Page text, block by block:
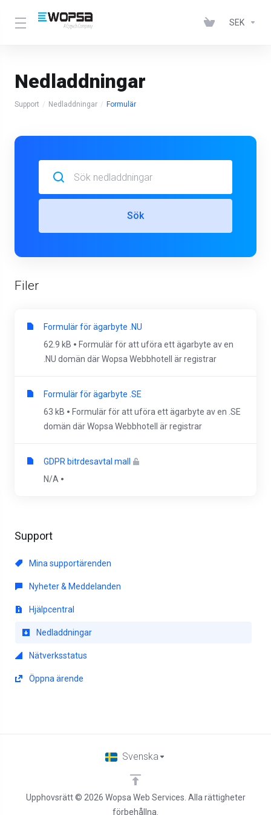
SEK
Nedladdningar
Support Nedladdningar Formulär
Support
Mina supportärenden
Nyheter & Meddelanden
Hjälpcentral
Nedladdningar
Nätverksstatus
Öppna ärende
Sök
Filer
Formulär för ägarbyte .NU
62.9 kB
Formulär för att uföra ett ägarbyte av en
.NU domän där Wopsa Webbhotell är registrar
Formulär för ägarbyte .SE
63 kB
Formulär för att uföra ett ägarbyte av en .SE
domän där Wopsa Webbhotell är registrar
GDPR bitrdesavtal mall
N/A
Upphovsrätt © 2026 Wopsa Web Services. Alla rättigheter
förbehållna.
Svenska